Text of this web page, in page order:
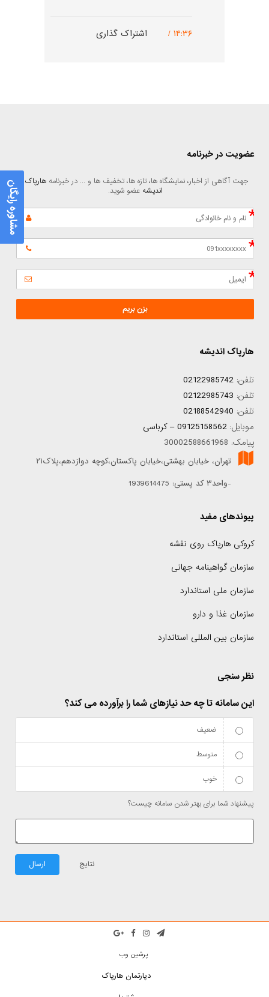
۱۴:۳۶ / اشتراک گذاری
عضویت در خبرنامه
جهت آگاهی از اخبار، نمایشگاه ها، تازه ها، تخفیف ها و ... در خبرنامه
اندیشه عضو شوید.
بزن بریم
هارپاک اندیشه
تلفن: 02122985742
تلفن: 02122985743
تلفن: 02188542940
موبایل: 09125158562 – کرباسی
پیامک: 30002588661968
تهران، خیابان بهشتی،خیابان پاکستان،کوچه دوازدهم،پلاک۲۱
-واحد۳ کد پستی: 1939614475
پیوندهای مفید
کروکی هارپاک روی نقشه
سازمان گواهینامه جهانی
سازمان ملی استاندارد
سازمان غذا و دارو
سازمان بین المللی استاندارد
نظر سنجی
این سامانه تا چه حد نیازهای شما را برآورده می کند؟
ضعیف
متوسط
خوب
پیشنهاد شما برای بهتر شدن سامانه چیست؟
نتایج ارسال
پرشین وب
دپارتمان هارپاک
مشاوره رایگان